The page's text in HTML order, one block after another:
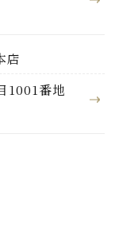
店
1001番地